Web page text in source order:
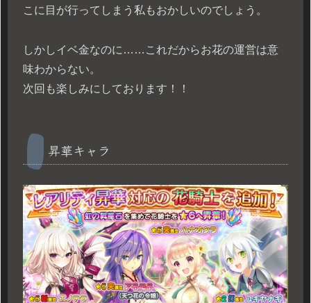
こに目が行ってしまう私もおかしいのでしょう。
しかしイベ金なのに……これだからお花の運営は意
味わからない。
次回も楽しみにしております！！
昇華キャラ